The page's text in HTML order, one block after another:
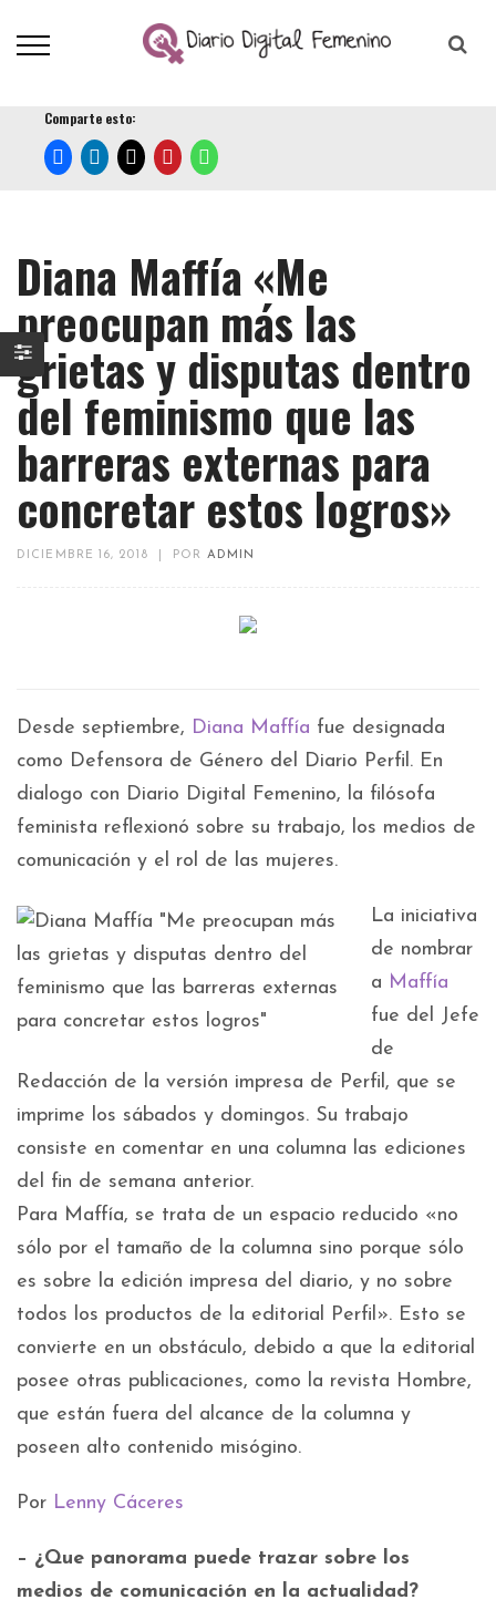
Comparte esto:
Diana Maffía «Me
preocupan más las
grietas y disputas dentro
del feminismo que las
barreras externas para
concretar estos logros»
DICIEMBRE 16, 2018 POR ADMIN
Desde septiembre, Diana Maffía fue designada
como Defensora de Género del Diario Perfil. En
dialogo con Diario Digital Femenino, la filósofa
feminista reflexionó sobre su trabajo, los medios de
comunicación y el rol de las mujeres.
La iniciativa
de nombrar
a Maffía
fue del Jefe
de
Redacción de la versión impresa de Perfil, que se
imprime los sábados y domingos. Su trabajo
consiste en comentar en una columna las ediciones
del fin de semana anterior.
Para Maffía, se trata de un espacio reducido «no
sólo por el tamaño de la columna sino porque sólo
es sobre la edición impresa del diario, y no sobre
todos los productos de la editorial Perfil». Esto se
convierte en un obstáculo, debido a que la editorial
posee otras publicaciones, como la revista Hombre,
que están fuera del alcance de la columna y
poseen alto contenido misógino.
Por Lenny Cáceres
– ¿Que panorama puede trazar sobre los
medios de comunicación en la actualidad?